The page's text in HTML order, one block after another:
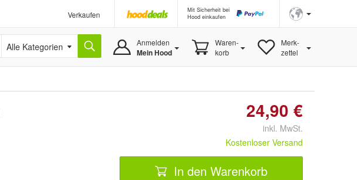
Verkaufen
Mit Sicherheit bei
Hood einkaufen
Alle Kategorien Anmelden
Mein Hood
Waren-
korb
Merk-
zettel
24,90 €
inkl. MwSt.
Kostenloser Versand
In den Warenkorb